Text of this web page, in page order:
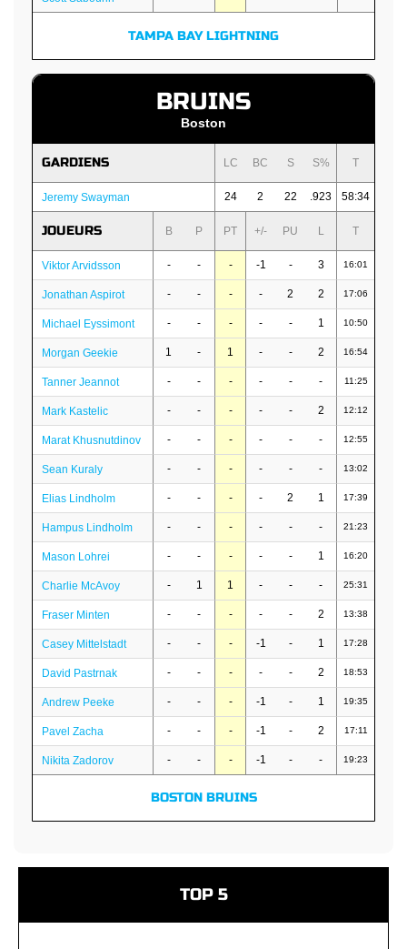
TAMPA BAY LIGHTNING
BRUINS
Boston
GARDIENS LC BC S S% T
Jeremy Swayman 24 2 22 .923 58:34
JOUEURS B P PT +/- PU L T
Viktor Arvidsson - - - -1 - 3 16:01
Jonathan Aspirot - - - - 2 2 17:06
Michael Eyssimont - - - - - 1 10:50
Morgan Geekie 1 - 1 - - 2 16:54
Tanner Jeannot - - - - - - 11:25
Mark Kastelic - - - - - 2 12:12
Marat Khusnutdinov - - - - - - 12:55
Sean Kuraly - - - - - - 13:02
Elias Lindholm - - - - 2 1 17:39
Hampus Lindholm - - - - - - 21:23
Mason Lohrei - - - - - 1 16:20
Charlie McAvoy - 1 1 - - - 25:31
Fraser Minten - - - - - 2 13:38
Casey Mittelstadt - - - -1 - 1 17:28
David Pastrnak - - - - - 2 18:53
Andrew Peeke - - - -1 - 1 19:35
Pavel Zacha - - - -1 - 2 17:11
Nikita Zadorov - - - -1 - - 19:23
BOSTON BRUINS
TOP 5